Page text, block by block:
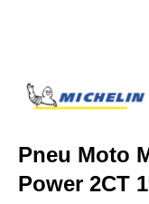
Pneu Moto
Power 2CT